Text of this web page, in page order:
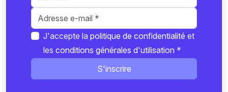
J'accepte la politique de confidentialité et
les conditions générales d'utilisation *
S'inscrire